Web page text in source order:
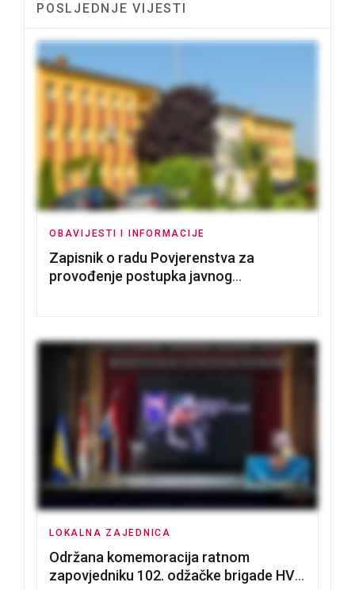
POSLJEDNJE VIJESTI
OBAVIJESTI I INFORMACIJE
Zapisnik o radu Povjerenstva za
provođenje postupka javnog
LOKALNA ZAJEDNICA
Održana komemoracija ratnom
zapovjedniku 102. odžačke brigade HVO